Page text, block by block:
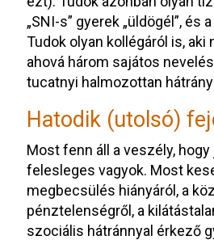
„SNI-s” gyerek „üldögél”,
Tudok olyan kollégáról is,
ahová három sajátos
tucatnyi halmozottan
Hatodik (utolsó)
Most fenn áll a veszély,
felesleges vagyok. Most
megbecsülés hiányáról, a
pénztelenségről, a
szociális hátránnyal érkező